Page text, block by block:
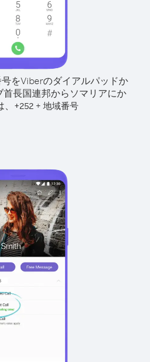
をViberのダイアルパッドか
首長国連邦からソマリアにか
+252+ 地域番号